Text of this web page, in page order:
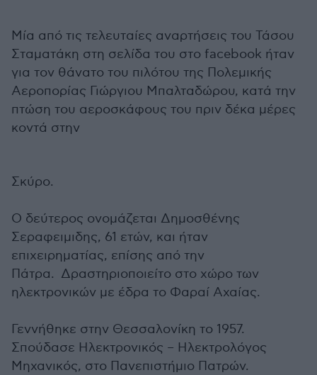
Μία από τις τελευταίες αναρτήσεις του Τάσου
Σταματάκη στη σελίδα του στο facebook ήταν
για τον θάνατο του πιλότου της Πολεμικής
Αεροπορίας Γιώργιου Μπαλταδώρου, κατά την
πτώση του αεροσκάφους του πριν δέκα μέρες
κοντά στην
Σκύρο.
Ο δεύτερος ονομάζεται Δημοσθένης
Σεραφειμιδης, 61 ετών, και ήταν
επιχειρηματίας, επίσης από την
Πάτρα. Δραστηριοποιείτο στο χώρο των
ηλεκτρονικών με έδρα το Φαραί Αχαίας.
Γεννήθηκε στην Θεσσαλονίκη το 1957.
Σπούδασε Ηλεκτρονικός – Ηλεκτρολόγος
Μηχανικός, στο Πανεπιστήμιο Πατρών.